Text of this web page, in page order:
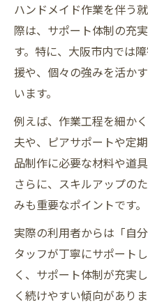
ハンドメイド作業を伴う
際は、サポート体制の充
す。特に、大阪市内では
援や、個々の強みを活か
います。
例えば、作業工程を細か
夫や、ピアサポートや定
品制作に必要な材料や道
さらに、スキルアップの
みも重要なポイントです。
実際の利用者からは「自
タッフが丁寧にサポート
く、サポート体制が充実
く続けやすい傾向があり